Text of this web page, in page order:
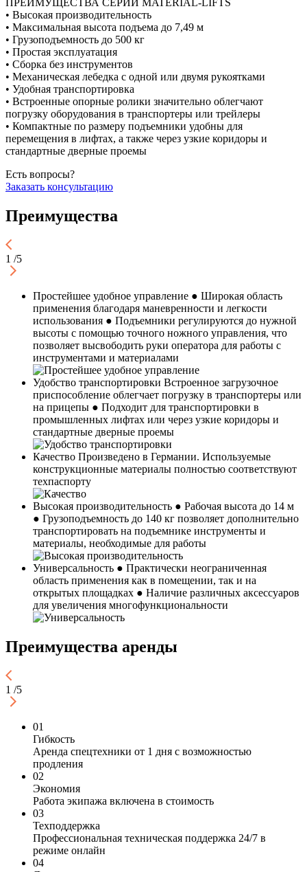
• Высокая производительность
• Максимальная высота подъема до 7,49 м
• Грузоподъемность до 500 кг
• Простая эксплуатация
• Сборка без инструментов
• Механическая лебедка с одной или двумя рукоятками
• Удобная транспортировка
• Встроенные опорные ролики значительно облегчают
погрузку оборудования в транспортеры или трейлеры
• Компактные по размеру подъемники удобны для
перемещения в лифтах, а также через узкие коридоры и
стандартные дверные проемы
Есть вопросы?
Заказать консультацию
Преимущества
1 /5
Простейшее удобное управление ● Широкая область
применения благодаря маневренности и легкости
использования ● Подъемники регулируются до нужной
высоты с помощью точного ножного управления, что
позволяет высвободить руки оператора для работы с
инструментами и материалами
Удобство транспортировки Встроенное загрузочное
приспособление облегчает погрузку в транспортеры или
на прицепы ● Подходит для транспортировки в
промышленных лифтах или через узкие коридоры и
стандартные дверные проемы
Качество Произведено в Германии. Используемые
конструкционные материалы полностью соответствуют
техпаспорту
Высокая производительность ● Рабочая высота до 14 м
● Грузоподъемность до 140 кг позволяет дополнительно
транспортировать на подъемнике инструменты и
материалы, необходимые для работы
Универсальность ● Практически неограниченная
область применения как в помещении, так и на
открытых площадках ● Наличие различных аксессуаров
для увеличения многофункциональности
Преимущества аренды
1 /5
01
Гибкость
Аренда спецтехники от 1 дня с возможностью
продления
02
Экономия
Работа экипажа включена в стоимость
03
Техподдержка
Профессиональная техническая поддержка 24/7 в
режиме онлайн
04